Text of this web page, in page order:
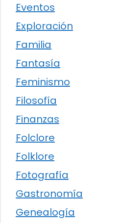
Eventos
Exploración
Familia
Fantasía
Feminismo
Filosofía
Finanzas
Folclore
Folklore
Fotografía
Gastronomía
Genealogía